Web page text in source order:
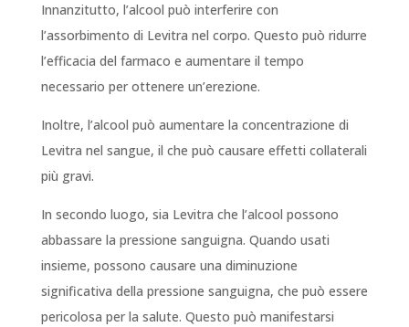
Innanzitutto, l’alcool può interferire con
l’assorbimento di Levitra nel corpo. Questo può ridurre
l’efficacia del farmaco e aumentare il tempo
necessario per ottenere un’erezione.
Inoltre, l’alcool può aumentare la concentrazione di
Levitra nel sangue, il che può causare effetti collaterali
più gravi.
In secondo luogo, sia Levitra che l’alcool possono
abbassare la pressione sanguigna. Quando usati
insieme, possono causare una diminuzione
significativa della pressione sanguigna, che può essere
pericolosa per la salute. Questo può manifestarsi